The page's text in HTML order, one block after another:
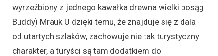
wyrzeźbiony z jednego kawałka drewna wielki posąg
Buddy) Mrauk U dzięki temu, że znajduje się z dala
od utartych szlaków, zachowuje nie tak turystyczny
charakter, a turyści są tam dodatkiem do